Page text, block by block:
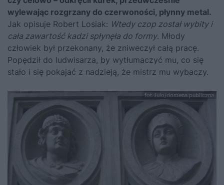
wylewając rozgrzany do czerwoności, płynny metal.
Jak opisuje Robert Losiak: Wtedy czop został wybity i
cała zawartość kadzi spłynęła do formy. Młody
człowiek był przekonany, że zniweczył całą pracę.
Popędził do ludwisarza, by wytłumaczyć mu, co się
stało i się pokajać z nadzieją, że mistrz mu wybaczy.
fot.Julo/domena publiczna